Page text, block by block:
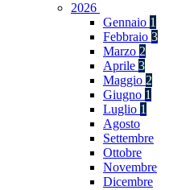
2026
Gennaio 1
Febbraio 3
Marzo 2
Aprile 3
Maggio 2
Giugno 1
Luglio 1
Agosto
Settembre
Ottobre
Novembre
Dicembre